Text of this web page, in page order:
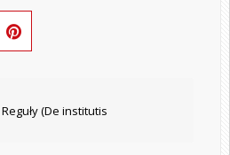
Reguły (De institutis